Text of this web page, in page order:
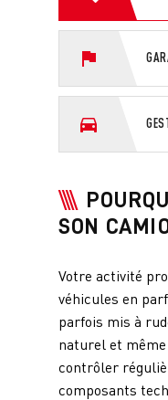
SON
Votre activité
véhicules en
parfois mis à
naturel et
contrôler
composants